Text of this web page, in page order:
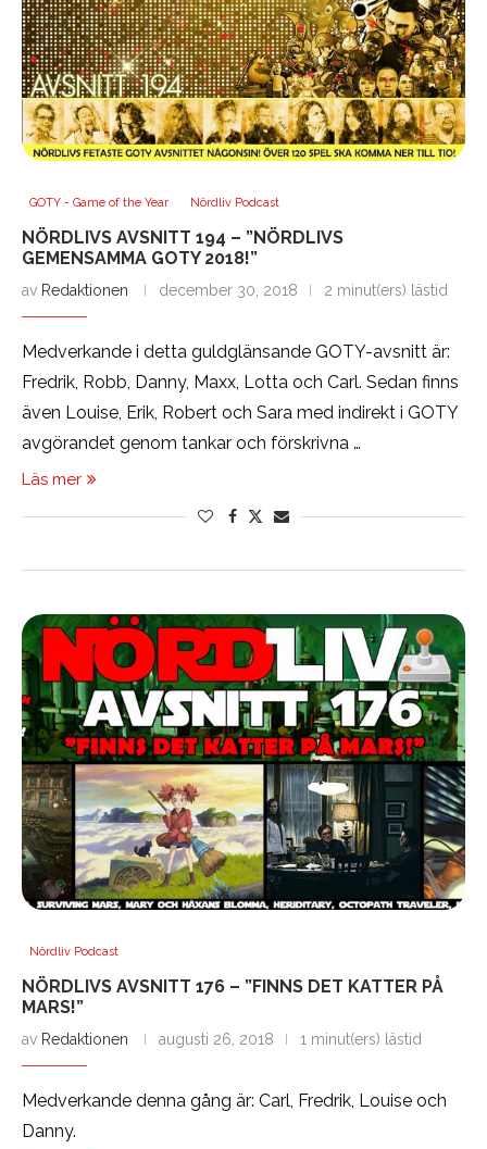
GOTY - Game of the Year Nördliv Podcast
NÖRDLIVS AVSNITT 194 – ”NÖRDLIVS
GEMENSAMMA GOTY 2018!”
av Redaktionen december 30, 2018 2 minut(ers) lästid
Medverkande i detta guldglänsande GOTY-avsnitt är:
Fredrik, Robb, Danny, Maxx, Lotta och Carl. Sedan finns
även Louise, Erik, Robert och Sara med indirekt i GOTY
avgörandet genom tankar och förskrivna …
Läs mer
Nördliv Podcast
NÖRDLIVS AVSNITT 176 – ”FINNS DET KATTER PÅ
MARS!”
av Redaktionen augusti 26, 2018 1 minut(ers) lästid
Medverkande denna gång är: Carl, Fredrik, Louise och
Danny.